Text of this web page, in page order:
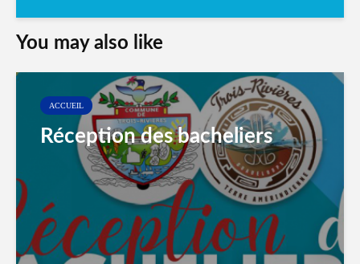
You may also like
ACCUEIL
Réception des bacheliers